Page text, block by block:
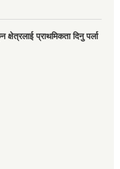
क्षेत्रलाई प्राथमिकता दिनु पर्ला